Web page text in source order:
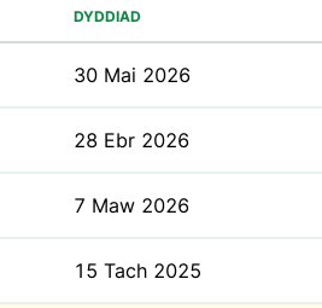
DYDDIAD
30 Mai 2026
28 Ebr 2026
7 Maw 2026
15 Tach 2025